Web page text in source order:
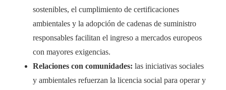
sostenibles, el cumplimiento de certificaciones
ambientales y la adopción de cadenas de suministro
responsables facilitan el ingreso a mercados europeos
con mayores exigencias.
Relaciones con comunidades: las iniciativas sociales
y ambientales refuerzan la licencia social para operar y